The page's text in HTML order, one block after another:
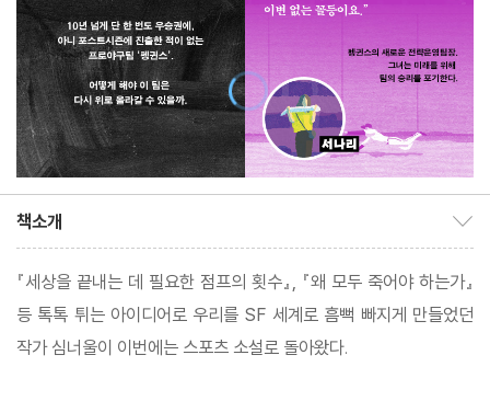
책소개
『세상을 끝내는 데 필요한 점프의 횟수』, 『왜 모두 죽어야 하는가』
등 톡톡 튀는 아이디어로 우리를 SF 세계로 흠뻑 빠지게 만들었던
작가 심너울이 이번에는 스포츠 소설로 돌아왔다.